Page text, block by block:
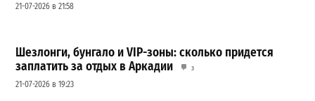
21-07-2026 в 21:58
Шезлонги, бунгало и VIP-зоны: сколько придется
заплатить за отдых в Аркадии
3
21-07-2026 в 19:23